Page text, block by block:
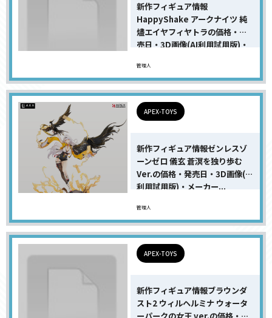
新作フィギュア情報
HappyShake アークナイツ 純
燼エイヤフィヤトラの価格・発
売日・3D画像(AI利用試用版)・
管理人
APEX-TOYS
新作フィギュア情報ゼンレスゾ
ーンゼロ 儀玄 蒼溟を独り歩む
Ver.の価格・発売日・3D画像(AI
利用試用版)・メーカー...
管理人
APEX-TOYS
新作フィギュア情報ブラウンダ
スト2 ウィルヘルミナ ウォータ